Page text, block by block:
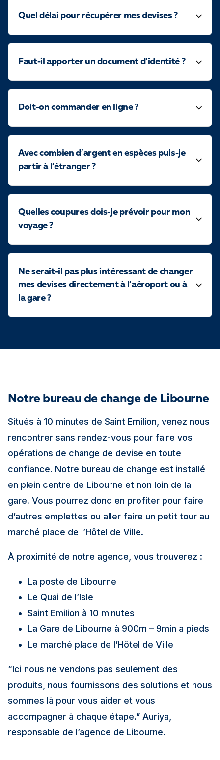
Quel délai pour récupérer mes devises ?
Faut-il apporter un document d’identité ?
Doit-on commander en ligne ?
Avec combien d’argent en espèces puis-je
partir à l’étranger ?
Quelles coupures dois-je prévoir pour mon
voyage ?
Ne serait-il pas plus intéressant de changer
mes devises directement à l’aéroport ou à
la gare ?
Notre bureau de change de Libourne
Situés à 10 minutes de Saint Emilion, venez nous
rencontrer sans rendez-vous pour faire vos
opérations de change de devise en toute
confiance. Notre bureau de change est installé
en plein centre de Libourne et non loin de la
gare. Vous pourrez donc en profiter pour faire
d’autres emplettes ou aller faire un petit tour au
marché place de l’Hôtel de Ville.
À proximité de notre agence, vous trouverez :
La poste de Libourne
Le Quai de l’Isle
Saint Emilion à 10 minutes
La Gare de Libourne à 900m – 9min a pieds
Le marché place de l’Hôtel de Ville
“Ici nous ne vendons pas seulement des
produits, nous fournissons des solutions et nous
sommes là pour vous aider et vous
accompagner à chaque étape.” Auriya,
responsable de l’agence de Libourne.